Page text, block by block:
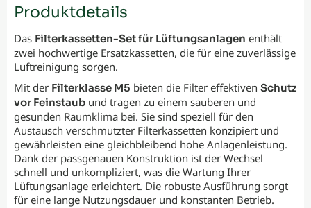
Produktdetails
Das Filterkassetten-Set für Lüftungsanlagen enthält
zwei hochwertige Ersatzkassetten, die für eine zuverlässige
Luftreinigung sorgen.
Mit der Filterklasse M5 bieten die Filter effektiven Schutz
vor Feinstaub und tragen zu einem sauberen und
gesunden Raumklima bei. Sie sind speziell für den
Austausch verschmutzter Filterkassetten konzipiert und
gewährleisten eine gleichbleibend hohe Anlagenleistung.
Dank der passgenauen Konstruktion ist der Wechsel
schnell und unkompliziert, was die Wartung Ihrer
Lüftungsanlage erleichtert. Die robuste Ausführung sorgt
für eine lange Nutzungsdauer und konstanten Betrieb.